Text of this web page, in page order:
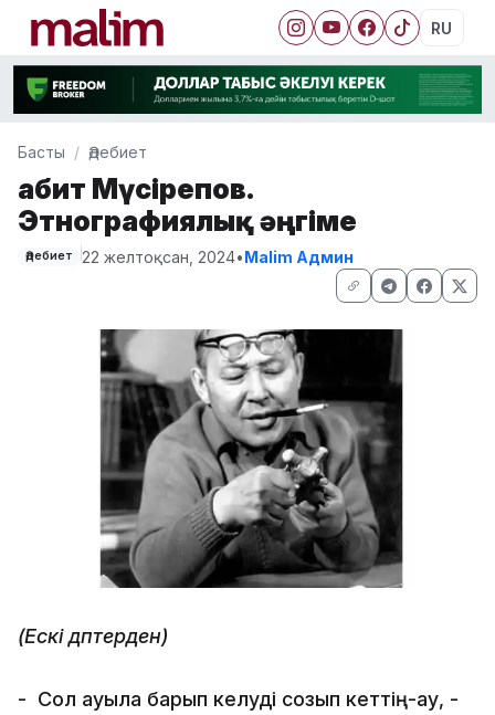
RU
Басты Әдебиет
Ғабит Мүсірепов.
Этнографиялық әңгіме
Әдебиет 22 желтоқсан, 2024•Malim Админ
(Ескі дәптерден)
- Сол ауылға барып келуді созып кеттің-ау, -